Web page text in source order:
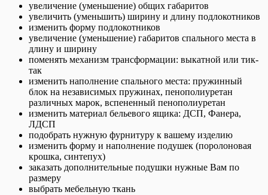
увеличение (уменьшение) общих габаритов
увеличить (уменьшить) ширину и длину подлокотников
изменить форму подлокотников
увеличение (уменьшение) габаритов спального места в
длину и ширину
поменять механизм трансформации: выкатной или тик-
так
изменить наполнение спального места: пружинный
блок на независимых пружинах, пенополиуретан
различных марок, вспененный пенополиуретан
изменить материал бельевого ящика: ДСП, Фанера,
ЛДСП
подобрать нужную фурнитуру к вашему изделию
изменить форму и наполнение подушек (поролоновая
крошка, синтепух)
заказать дополнительные подушки нужные Вам по
размеру
выбрать мебельную ткань